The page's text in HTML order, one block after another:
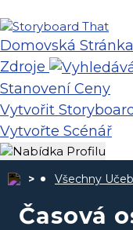
Domovská Stránka
Zdroje
Stanovení Ceny
Vytvořit Storyboard
Vytvořte Scénář
Všechny
Časová